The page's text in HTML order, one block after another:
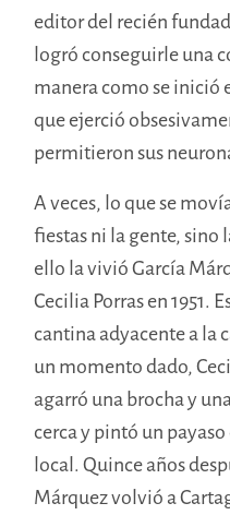
editor del recién
logró conseguirle una
manera como se inició
que ejerció
permitieron sus
A veces, lo que se
fiestas ni la gente, sino
ello la vivió García
Cecilia Porras en 1951.
cantina adyacente a la
un momento dado,
agarró una brocha y
cerca y pintó un
local. Quince años
Márquez volvió a